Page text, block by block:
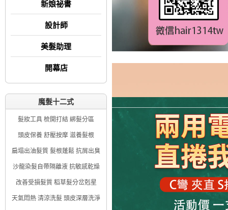
新娘祕書
設計師
美髮助理
開幕店
魔髮十二式
髮妝工具 梳開打結 綁髮分區
頭皮保養 舒壓按摩 滋養髮根
扁塌出油髮質 髮根蓬鬆 抗屑出臭
沙龍染髮自帶隔離液 抗敏感乾燥
改善受損髮質 稻草髮分岔剋星
天氣悶熱 清涼洗髮 頭皮深層洗淨